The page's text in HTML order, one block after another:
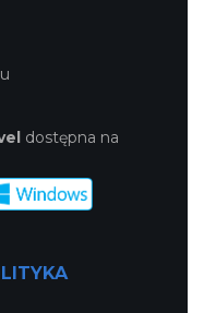
dostępna na